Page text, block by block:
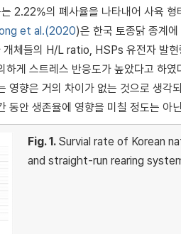
2.22%의 폐사율을 나타내어 사육
et al.(2020)은 한국 토종닭 종계
개체들의 H/L ratio, HSPs 유전자 발
게 스트레스 반응도가 높았다고 하
영향은 거의 차이가 없는 것으로 생각
동안 생존율에 영향을 미칠 정도는 아
Fig. 1. Survial rate of Korean
and straight-run rearing